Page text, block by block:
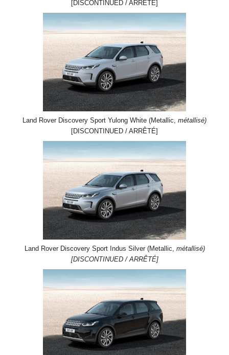
[DISCONTINUED / ARRÊTÉ]
Land Rover Discovery Sport Yulong White (Metallic, métallisé)
[DISCONTINUED / ARRÊTÉ]
Land Rover Discovery Sport Indus Silver (Metallic, métallisé)
[DISCONTINUED / ARRÊTÉ]